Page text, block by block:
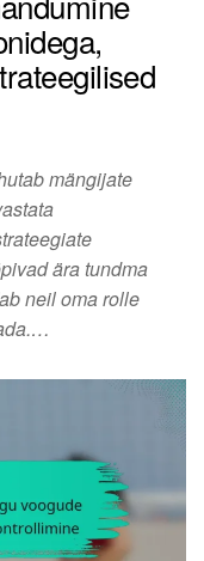
mängijate
ära tundma
neil oma rolle